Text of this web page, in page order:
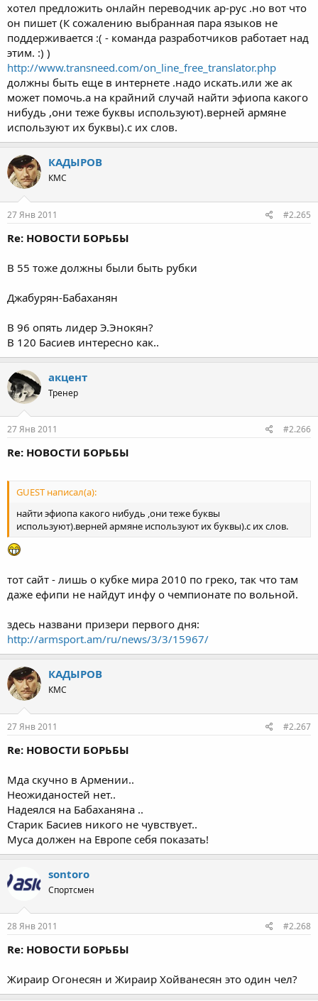
хотел предложить онлайн переводчик ар-рус .но вот что
он пишет (К сожалению выбранная пара языков не
поддерживается :( - команда разработчиков работает над
этим. :) )
http://www.transneed.com/on_line_free_translator.php
должны быть еще в интернете .надо искать.или же ак
может помочь.а на крайний случай найти эфиопа какого
нибудь ,они теже буквы используют).верней армяне
используют их буквы).с их слов.
КАДЫРОВ
КМС
27 Янв 2011 #2.265
Re: НОВОСТИ БОРЬБЫ
В 55 тоже должны были быть рубки
Джабурян-Бабаханян
В 96 опять лидер Э.Энокян?
В 120 Басиев интересно как..
акцент
Тренер
27 Янв 2011 #2.266
Re: НОВОСТИ БОРЬБЫ
GUEST написал(а):
найти эфиопа какого нибудь ,они теже буквы
используют).верней армяне используют их буквы).с их слов.
тот сайт - лишь о кубке мира 2010 по греко, так что там
даже ефипи не найдут инфу о чемпионате по вольной.
здесь названи призери первого дня:
http://armsport.am/ru/news/3/3/15967/
КАДЫРОВ
КМС
27 Янв 2011 #2.267
Re: НОВОСТИ БОРЬБЫ
Мда скучно в Армении..
Неожиданостей нет..
Надеялся на Бабаханяна ..
Старик Басиев никого не чувствует..
Муса должен на Европе себя показать!
sontoro
Спортсмен
28 Янв 2011 #2.268
Re: НОВОСТИ БОРЬБЫ
Жираир Огонесян и Жираир Хойванесян это один чел?